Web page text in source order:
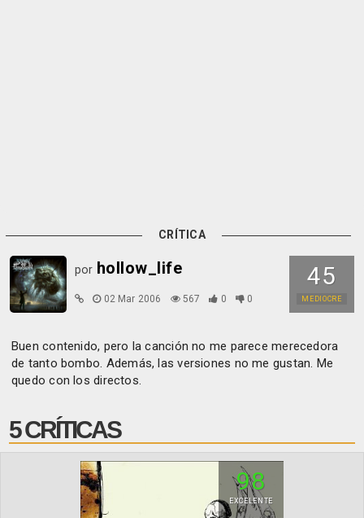
CRÍTICA
45
MEDIOCRE
por hollow_life
02 Mar 2006 567 0 0
Buen contenido, pero la canción no me parece merecedora
de tanto bombo. Además, las versiones no me gustan. Me
quedo con los directos.
5 CRÍTICAS
98
EXCELENTE